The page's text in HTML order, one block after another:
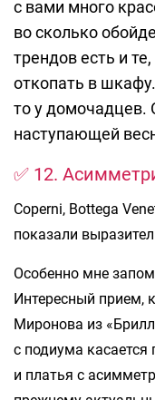
с вами много
во сколько
трендов есть и
откопать в
то у домочадцев.
наступающей
✅ 12.
Coperni, Bottega
показали
Особенно мне
Интересный прием,
Миронова из
с подиума
и платья с